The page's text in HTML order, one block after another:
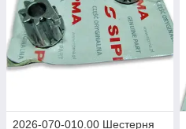
2026-070-010.00 Шестерня